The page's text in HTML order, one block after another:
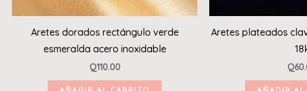
Aretes dorados rectángulo verde
esmeralda acero inoxidable
Q110.00
Aretes plateados
Q